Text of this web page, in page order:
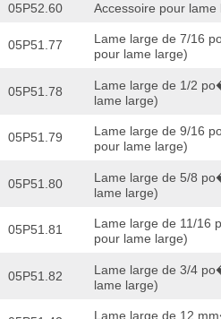
05P52.60 Accessoire pour lame
05P51.77
Lame large de 7/16
pour lame large)
05P51.78
Lame large de 1/2
lame large)
05P51.79
Lame large de 9/16
pour lame large)
05P51.80
Lame large de 5/8
lame large)
05P51.81
Lame large de 11/16
pour lame large)
05P51.82
Lame large de 3/4
lame large)
Lame large de 12